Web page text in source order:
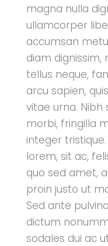
magna nulla
ullamcorper
accumsan
diam dignissim,
tellus neque,
arcu sapien,
vitae urna. Nibh
morbi, fringilla
integer
lorem, sit ac,
quo sed amet,
proin justo ut
Sed ante
dictum
sodales dui ac